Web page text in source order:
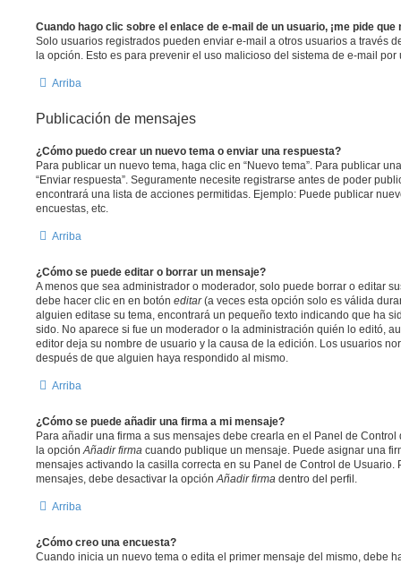
Cuando hago clic sobre el enlace de e-mail de un usuario, ¡me pide
Solo usuarios registrados pueden enviar e-mail a otros usuarios a través
la opción. Esto es para prevenir el uso malicioso del sistema de e-mail
Arriba
Publicación de mensajes
¿Cómo puedo crear un nuevo tema o enviar una respuesta?
Para publicar un nuevo tema, haga clic en “Nuevo tema”. Para publicar
“Enviar respuesta”. Seguramente necesite registrarse antes de poder
encontrará una lista de acciones permitidas. Ejemplo: Puede publicar
encuestas, etc.
Arriba
¿Cómo se puede editar o borrar un mensaje?
A menos que sea administrador o moderador, solo puede borrar o editar
debe hacer clic en en botón editar(a veces esta opción solo es válida
alguien editase su tema, encontrará un pequeño texto indicando que ha
sido. No aparece si fue un moderador o la administración quién lo editó,
editor deja su nombre de usuario y la causa de la edición. Los usuarios
después de que alguien haya respondido al mismo.
Arriba
¿Cómo se puede añadir una firma a mi mensaje?
Para añadir una firma a sus mensajes debe crearla en el Panel de
la opciónAñadir firma cuando publique un mensaje. Puede asignar una
mensajes activando la casilla correcta en su Panel de Control de Usuario.
mensajes, debe desactivar la opciónAñadir firma dentro del perfil.
Arriba
¿Cómo creo una encuesta?
Cuando inicia un nuevo tema o edita el primer mensaje del mismo, debe